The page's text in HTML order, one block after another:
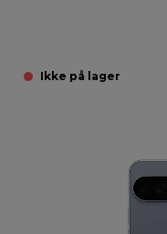
Ikke på lager